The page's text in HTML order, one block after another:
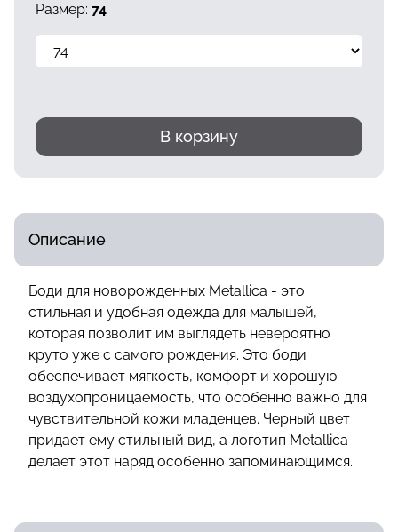
Размер: 74
В корзину
Описание
Боди для новорожденных Metallica - это
стильная и удобная одежда для малышей,
которая позволит им выглядеть невероятно
круто уже с самого рождения. Это боди
обеспечивает мягкость, комфорт и хорошую
воздухопроницаемость, что особенно важно для
чувствительной кожи младенцев. Черный цвет
придает ему стильный вид, а логотип Metallica
делает этот наряд особенно запоминающимся.